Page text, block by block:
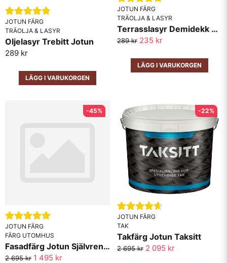
JOTUN FÄRG
TRÄOLJA & LASYR
Oljelasyr Trebitt Jotun
289 kr
LÄGG I VARUKORGEN
JOTUN FÄRG
TRÄOLJA & LASYR
Terrasslasyr Demidekk Jotun
289 kr 235 kr
LÄGG I VARUKORGEN
JOTUN FÄRG
FÄRG UTOMHUS
Fasadfärg Jotun Självrengörande Vita Kulörer 10lit
2 695 kr 1 495 kr
-45%
JOTUN FÄRG
TAK
Takfärg Jotun Taksitt
2 695 kr 2 095 kr
-22%